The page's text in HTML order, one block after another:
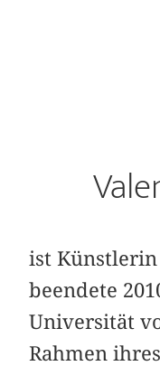
ist
beendete
Universität
Rahmen